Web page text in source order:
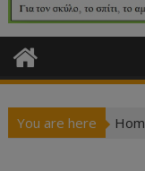
You are here